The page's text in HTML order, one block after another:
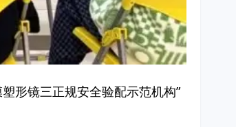
形镜三正规安全验配示范机构”